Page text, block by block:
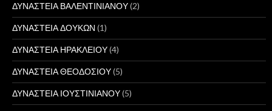
ΔΥΝΑΣΤΕΙΑ ΒΑΛΕΝΤΙΝΙΑΝΟΥ(2)
ΔΥΝΑΣΤΕΙΑ ΔΟΥΚΩΝ (1)
ΔΥΝΑΣΤΕΙΑ ΗΡΑΚΛΕΙΟΥ(4)
ΔΥΝΑΣΤΕΙΑ ΘΕΟΔΟΣΙΟΥ(5)
ΔΥΝΑΣΤΕΙΑ ΙΟΥΣΤΙΝΙΑΝΟΥ(5)